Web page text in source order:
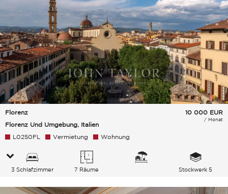
Florenz
Florenz Und Umgebung, Italien
10 000 EUR
/ Monat
L0250FL Vermietung Wohnung
3 Schlafzimmer 7 Räume Stockwerk 5